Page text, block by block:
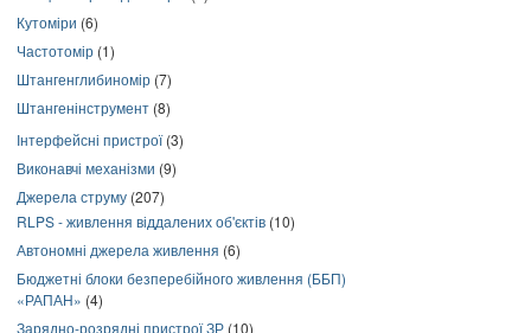
Кутоміри (6)
Частотомір (1)
Штангенглибиномір (7)
Штангенінструмент (8)
Інтерфейсні пристрої(3)
Виконавчі механізми (9)
Джерела струму (207)
RLPS - живлення віддалених об'єктів (10)
Автономні джерела живлення (6)
Бюджетні блоки безперебійного живлення (ББП)
«РАПАН» (4)
Зарядно-розрядні пристрої ЗР (10)